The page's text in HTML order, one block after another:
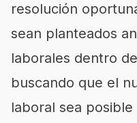
resolución
sean planteados
laborales dentro
buscando que el
laboral sea